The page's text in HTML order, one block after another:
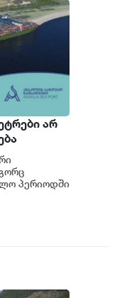
არ
პერიოდში